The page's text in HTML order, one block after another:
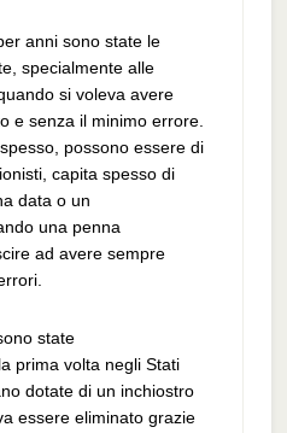
anni sono state le
specialmente alle
si voleva avere
e senza il minimo errore.
possono essere di
capita spesso di
data o un
una penna
ad avere sempre
state
prima volta negli Stati
dotate di un inchiostro
essere eliminato grazie